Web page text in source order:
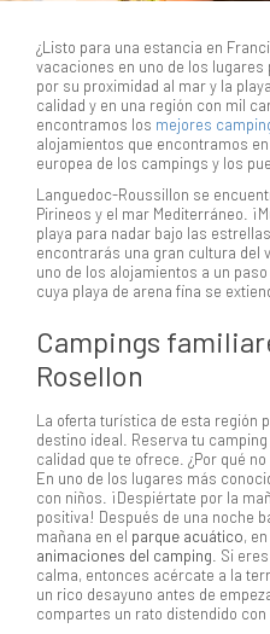
¿Listo para una estancia en
vacaciones en uno de los
por su proximidad al mar y la
calidad y en una región con mil
encontramos los mejores
alojamientos que encontramos
europea de los campings y los
Languedoc-Roussillon se
Pirineos y el mar Mediterráneo.
playa para nadar bajo las
encontrarás una gran cultura del
uno de los alojamientos a un
cuya playa de arena fina se
Campings
Rosellon
La oferta turística de esta región
destino ideal. Reserva tu
calidad que te ofrece. ¿Por qué
En uno de los lugares más
con niños. ¡Despiértate por la
positiva! Después de una noche
mañana en el parque acuático,
animaciones del camping . Si
calma, entonces acércate a la
un rico desayuno antes de
compartes un rato distendido con